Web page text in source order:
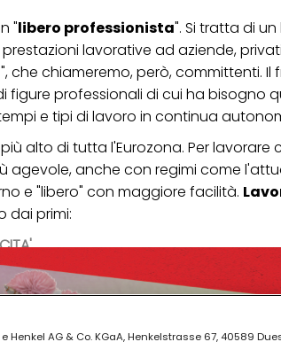
"libero professionista". Si tratta di
lavorative ad aziende,
chiameremo, però, committenti. Il
figure professionali di cui ha bisogno
e tipi di lavoro in continua
alto di tutta l'Eurozona. Per lavorare
agevole, anche con regimi come
e "libero" con maggiore facilità.
dai primi:
Henkel AG & Co. KGaA, Henkelstrasse 67, 40589